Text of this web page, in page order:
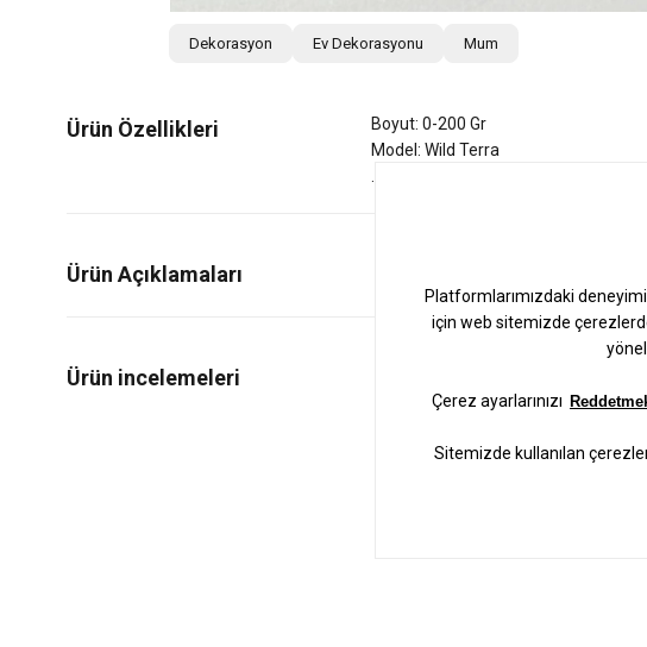
Dekorasyon Ev Dekorasyonu Mum
Ürün Özellikleri
Boyut: 0-200 Gr
Model: Wild Terra
Ürün Açıklamaları